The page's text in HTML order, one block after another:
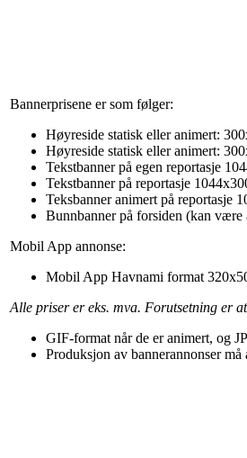
Bannerprisene er som følger:
Høyreside statisk eller animert:
Høyreside statisk eller animert:
Tekstbanner på egen reportasje
Tekstbanner på reportasje
Teksbanner animert på reportasje
Bunnbanner på forsiden (kan
Mobil App annonse:
Mobil App Havnami format
Alle priser er eks. mva. Forutsetning er
GIF-format når de er animert, og
Produksjon av bannerannonser